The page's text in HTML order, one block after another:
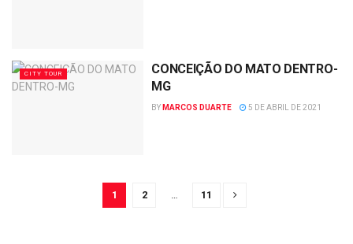
CITY TOUR
CONCEIÇÃO DO MATO DENTRO-
MG
BY MARCOS DUARTE 5 DE ABRIL DE 2021
1 2 11